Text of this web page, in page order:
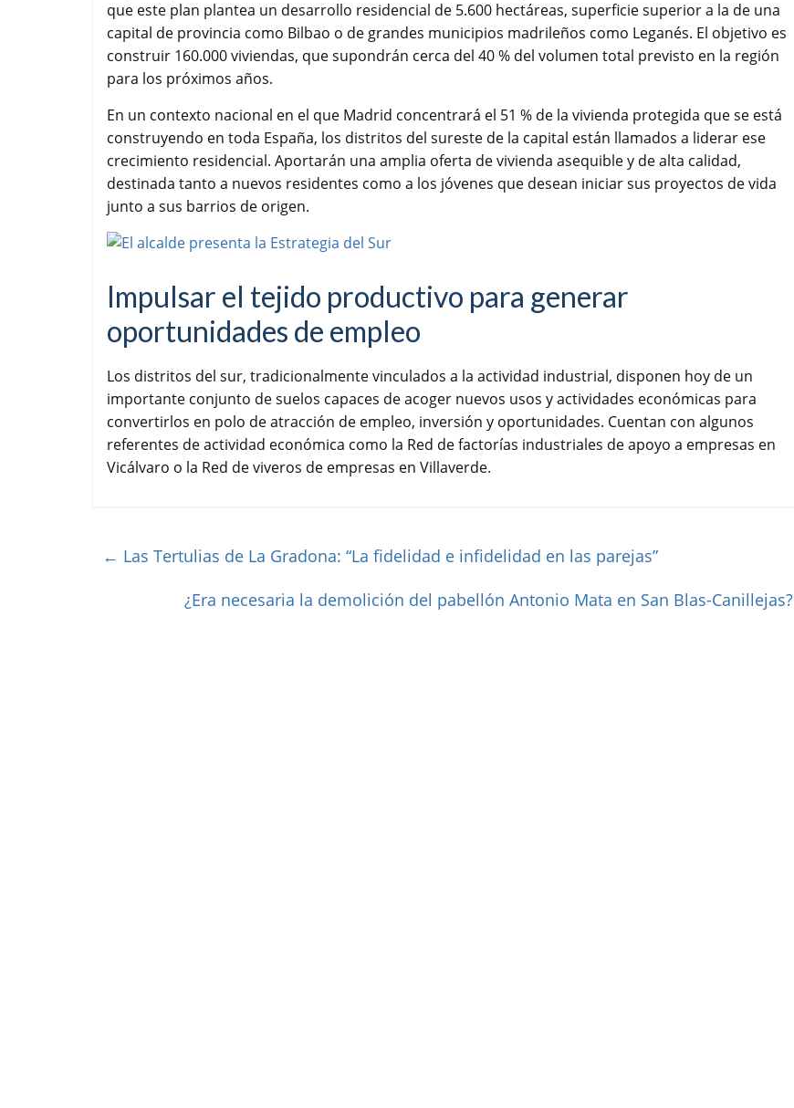
que este plan plantea un desarrollo residencial de 5.600 hectáreas, superficie superior a la de una
capital de provincia como Bilbao o de grandes municipios madrileños como Leganés. El objetivo es
construir 160.000 viviendas, que supondrán cerca del 40 % del volumen total previsto en la región
para los próximos años.
En un contexto nacional en el que Madrid concentrará el 51 % de la vivienda protegida que se está
construyendo en toda España, los distritos del sureste de la capital están llamados a liderar ese
crecimiento residencial. Aportarán una amplia oferta de vivienda asequible y de alta calidad,
destinada tanto a nuevos residentes como a los jóvenes que desean iniciar sus proyectos de vida
junto a sus barrios de origen.
Impulsar el tejido productivo para generar
oportunidades de empleo
Los distritos del sur, tradicionalmente vinculados a la actividad industrial, disponen hoy de un
importante conjunto de suelos capaces de acoger nuevos usos y actividades económicas para
convertirlos en polo de atracción de empleo, inversión y oportunidades. Cuentan con algunos
referentes de actividad económica como la Red de factorías industriales de apoyo a empresas en
Vicálvaro o la Red de viveros de empresas en Villaverde.
← Las Tertulias de La Gradona: “La fidelidad e infidelidad en las parejas”
¿Era necesaria la demolición del pabellón Antonio Mata en San Blas-Canillejas?